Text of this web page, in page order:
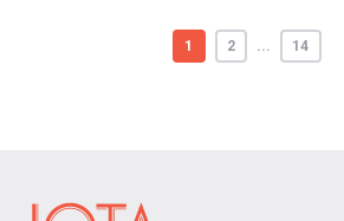
1 2 ... 14